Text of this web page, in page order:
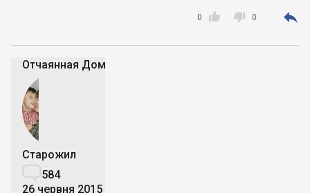

0  0 
Отчаянная Дoмохозяйка
Старожил
584
26 червня 2015